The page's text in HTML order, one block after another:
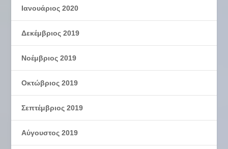
Ιανουάριος 2020
Δεκέμβριος 2019
Νοέμβριος 2019
Οκτώβριος 2019
Σεπτέμβριος 2019
Αύγουστος 2019